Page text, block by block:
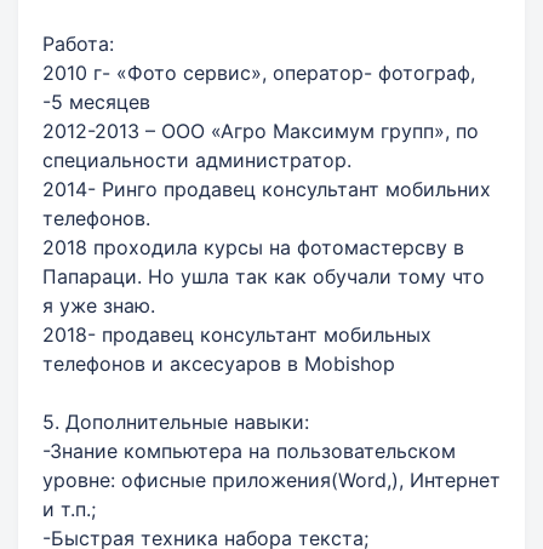
Работа:
2010 г- «Фото сервис», оператор- фотограф,
-5 месяцев
2012-2013 – ООО «Агро Максимум групп», по
специальности администратор.
2014- Ринго продавец консультант мобильних
телефонов.
2018 проходила курсы на фотомастерсву в
Папараци. Но ушла так как обучали тому что
я уже знаю.
2018- продавец консультант мобильных
телефонов и аксесуаров в Mоbishop
5. Дополнительные навыки:
-Знание компьютера на пользовательском
уровне: офисные приложения(Word,), Интернет
и т.п.;
-Быстрая техника набора текста;